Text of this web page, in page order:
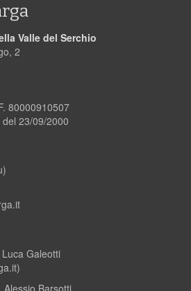
Valle del Serchio
2
80000910507
23/09/2000
Luca Galeotti
)
Barsotti,